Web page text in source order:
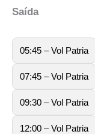
Saída
05:45 – Vol Patria
07:45 – Vol Patria
09:30 – Vol Patria
12:00 – Vol Patria